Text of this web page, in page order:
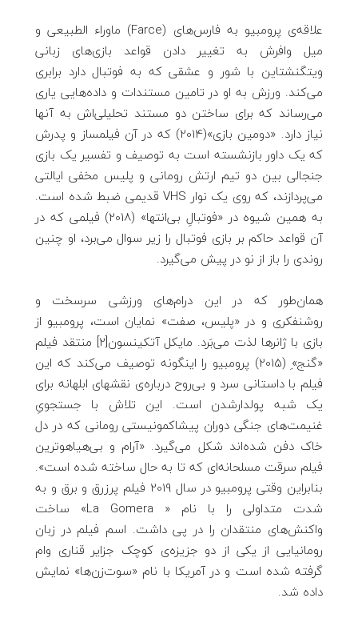
علاقه‌ی پرومبیو به فارس‌های (Farce) ماوراء الطبیعی و
میل وافرش به تغییر دادن قواعد بازی‌های زبانی
ویتگنشتاین با شور و عشقی که به فوتبال دارد برابری
می‌کند. ورزش به او در تامین مستندات و داده‌هایی یاری
می‌رساند که برای ساختن دو مستند تحلیلی‌اش به آنها
نیاز دارد. «دومین بازی»(2014) که در آن فیلمساز و پدرش
که یک داور بازنشسته است به توصیف و تفسیر یک بازی
جنجالی بین دو تیم ارتش رومانی و پلیس مخفی ایالتی
می‌پردازند، که روی یک نوار VHS قدیمی ضبط شده است.
به همین شیوه در «فوتبالِ بی‌انتها» (2018) فیلمی که در
آن قواعد حاکم بر بازی فوتبال را زیر سوال می‌برد، او چنین
روندی را باز از نو در پیش می‌گیرد.
همان‌طور که در این درام‌های ورزشی سرسخت و
روشنفکری و در «پلیس، صفت» نمایان است، پرومبیو از
بازی با ژانرها لذت می‌بَرد. مایکل آتکینسون[2] منتقد فیلم
«گنج»ِ (2015) پرومبیو را اینگونه توصیف می‌کند که این
فیلم با داستانی سرد و بی‌روح درباره‌ی نقشها‌ی ابلهانه‌‌ برای
یک شبه پولدار‌شدن است. این تلاش با جستجویِ
غنیمت‌های جنگی دوران پیشاکمونیستی رومانی که در دل
خاک دفن شده‌اند شکل می‌گیرد. «آرام و بی‌هیاهوترین
فیلم سرقت مسلحانه‌ای که تا به حال ساخته شده است».
بنابراین وقتی پرومبیو در سال 2019 فیلم پرزرق و برق و به
شدت متداولی را با نام « La Gomera» ساخت
واکنش‌های منتقدان را در پی داشت. اسم فیلم در زبان
رومانیایی از یکی از دو جزیزه‌ی کوچک جزایر قناری وام
گرفته شده است و در آمریکا با نام «سوت‌زن‌ها» نمایش
داده شد.